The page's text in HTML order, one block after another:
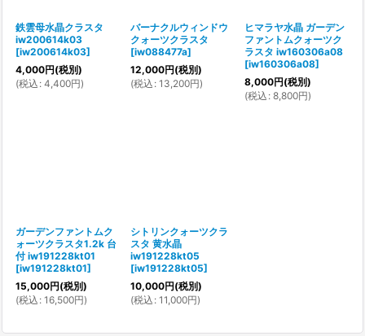
鉄雲母水晶クラスタ
iw200614k03
[iw200614k03]
4,000円(税別)
(税込 : 4,400円)
バーナクルウィンドウ
クォーツクラスタ
[iw088477a]
12,000円(税別)
(税込 : 13,200円)
ヒマラヤ水晶 ガーデン
ファントムクォーツク
ラスタ iw160306a08
[iw160306a08]
8,000円(税別)
(税込 : 8,800円)
ガーデンファントムク
ォーツクラスタ1.2k 台
付 iw191228kt01
[iw191228kt01]
15,000円(税別)
(税込 : 16,500円)
シトリンクォーツクラ
スタ 黄水晶
iw191228kt05
[iw191228kt05]
10,000円(税別)
(税込 : 11,000円)